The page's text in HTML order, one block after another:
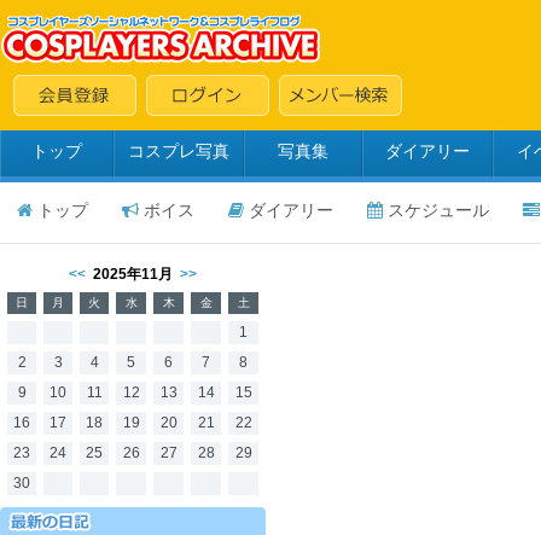
トップ コスプレ写真 写真集 ダイアリー イ
トップ ボイス ダイアリー スケジュール
<< 2025年11月 >>
日 月 火 水 木 金 土
1
2
3 4 5 6 7
8
9
10 11 12 13 14
15
16
17 18 19 20 21
22
23
24 25 26 27 28
29
30